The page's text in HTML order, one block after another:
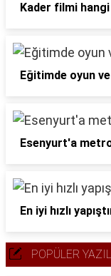
Kader filmi
Eğitimde oyun
Esenyurt'a
En iyi hızlı
POPÜLER